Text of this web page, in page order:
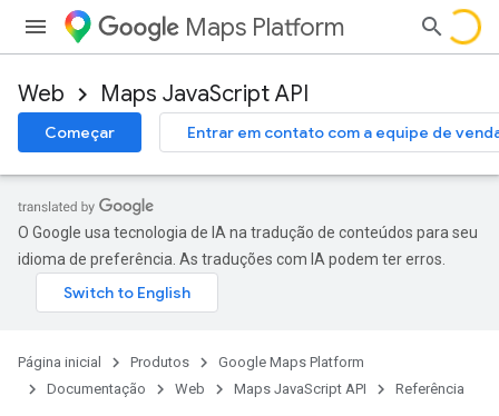
Maps Platform
Web Maps JavaScript API
Começar Entrar em contato com a equipe de
O Google usa tecnologia de IA na tradução de conteúdos para seu
idioma de preferência. As traduções com IA podem ter erros.
Página inicial Produtos
Google Maps Platform
Documentação
Web Maps JavaScript API Referência